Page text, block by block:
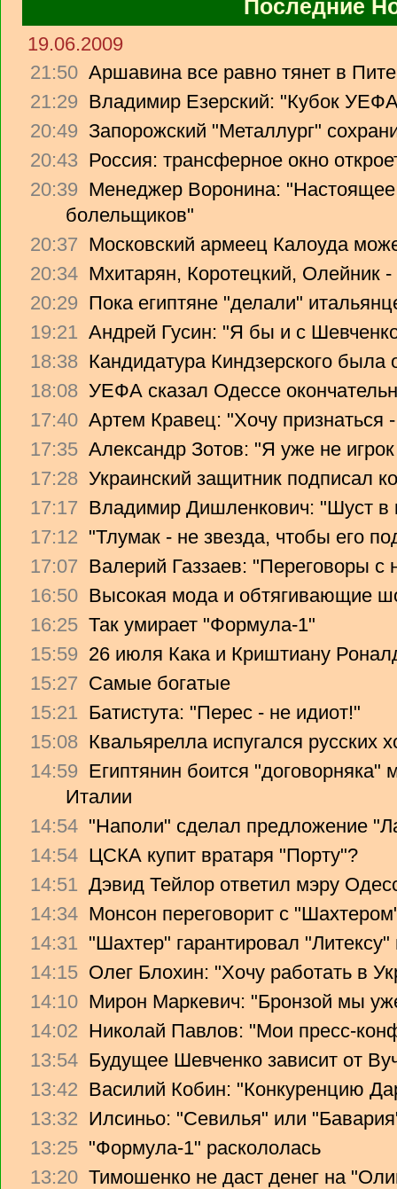
Последние
19.06.2009
21:50 Аршавина все равно тянет в
21:29 Владимир Езерский: "Кубок
20:49 Запорожский "Металлург"
20:43 Россия: трансферное окно
20:39 Менеджер Воронина: "Настоящее
болельщиков"
20:37 Московский армеец Калоуда
20:34 Мхитарян, Коротецкий, Олейник -
20:29 Пока египтяне "делали"
19:21 Андрей Гусин: "Я бы и с
18:38 Кандидатура Киндзерского была
18:08 УЕФА сказал Одессе
17:40 Артем Кравец: "Хочу признаться
17:35 Александр Зотов: "Я уже не
17:28 Украинский защитник подписал
17:17 Владимир Дишленкович: "Шуст в
17:12 "Тлумак - не звезда, чтобы его
17:07 Валерий Газзаев: "Переговоры с
16:50 Высокая мода и обтягивающие
16:25 Так умирает "Формула-1"
15:59 26 июля Кака и Криштиану
15:27 Самые богатые
15:21 Батистута: "Перес - не идиот!"
15:08 Квальярелла испугался русских
14:59 Египтянин боится
Италии
14:54 "Наполи" сделал предложение
14:54 ЦСКА купит вратаря "Порту"?
14:51 Дэвид Тейлор ответил мэру
14:34 Монсон переговорит с
14:31 "Шахтер" гарантировал
14:15 Олег Блохин: "Хочу работать в
14:10 Мирон Маркевич: "Бронзой мы
14:02 Николай Павлов: "Мои пресс-
13:54 Будущее Шевченко зависит от
13:42 Василий Кобин: "Конкуренцию
13:32 Илсиньо: "Севилья" или
13:25 "Формула-1" раскололась
13:20 Тимошенко не даст денег на